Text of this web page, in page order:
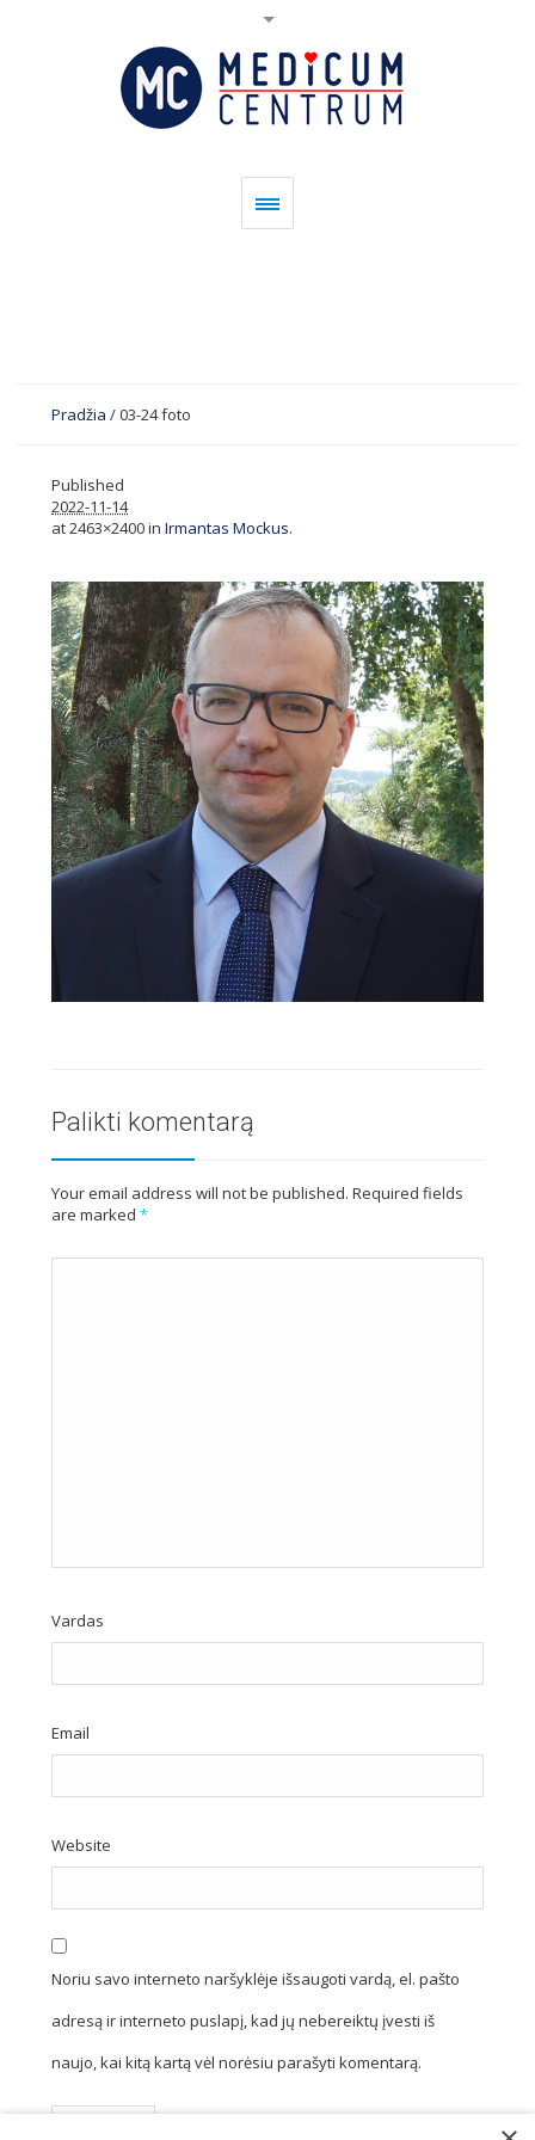
Pradžia /03-24 foto
Published
2022-11-14
at 2463×2400 inIrmantas Mockus.
Palikti komentarą
Your email address will not be published. Required fields
are marked*
Vardas
Email
Website
Noriu savo interneto naršyklėje išsaugoti vardą, el. pašto
adresą ir interneto puslapį, kad jų nebereiktų įvesti iš
naujo, kai kitą kartą vėl norėsiu parašyti komentarą.